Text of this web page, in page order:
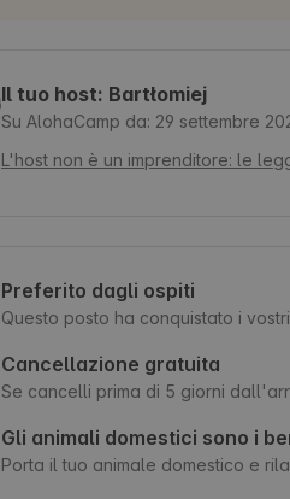
Il tuo host: Bartłomiej
Su AlohaCamp da: 29 settembre
L'host non è un imprenditore: le
Preferito dagli ospiti
Questo posto ha conquistato i
Cancellazione gratuita
Se cancelli prima di 5 giorni
Gli animali domestici sono i
Porta il tuo animale domestico e